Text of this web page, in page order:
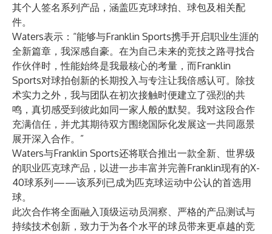
其个人签名系列产品，涵盖匹克球球拍、球包及相关配
件。
Waters表示：“能够与Franklin Sports携手开启职业生涯的
全新篇章，我深感自豪。在为自己未来的竞技之路寻找合
作伙伴时，性能始终是我最核心的考量，而Franklin
Sports对球拍创新的长期投入与专注让我倍感认可。除技
术实力之外，我与团队在初次接触时便建立了强烈的共
鸣，真切感受到彼此如同一家人般的默契。我对这段合作
充满信任，并尤其期待双方围绕国际化发展这一共同愿景
展开深入合作。”
Waters与Franklin Sports还将联合推出一款全新、世界级
的职业匹克球产品，以进一步丰富并完善Franklin现有的X-
40球系列——该系列已成为匹克球运动中公认的首选用
球。
此次合作将全面融入顶级运动员洞察、严格的产品测试与
持续技术创新，致力于为各个水平的球员带来更卓越的竞